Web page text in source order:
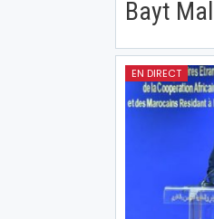
Bayt
EN DIRECT